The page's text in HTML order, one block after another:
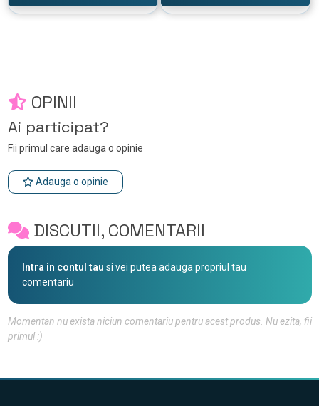
OPINII
Ai participat?
Fii primul care adauga o opinie
Adauga o opinie
DISCUTII, COMENTARII
Intra in contul tau si vei putea adauga propriul tau
comentariu
Momentan nu exista niciun comentariu pentru acest produs. Nu ezita, fii
primul :)